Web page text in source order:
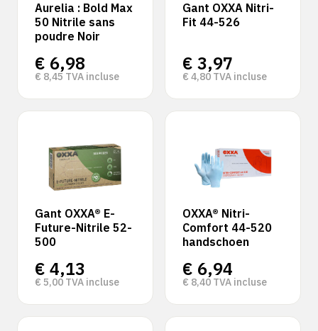
Aurelia : Bold Max
50 Nitrile sans
poudre Noir
€ 6,98
€ 8,45 TVA incluse
Gant OXXA Nitri-
Fit 44-526
€ 3,97
€ 4,80 TVA incluse
Gant OXXA® E-
Future-Nitrile 52-
500
€ 4,13
€ 5,00 TVA incluse
OXXA® Nitri-
Comfort 44-520
handschoen
€ 6,94
€ 8,40 TVA incluse